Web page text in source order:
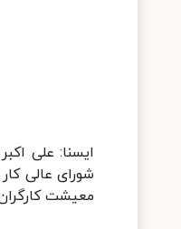
ایسنا: علی
شورای عالی
معیشت